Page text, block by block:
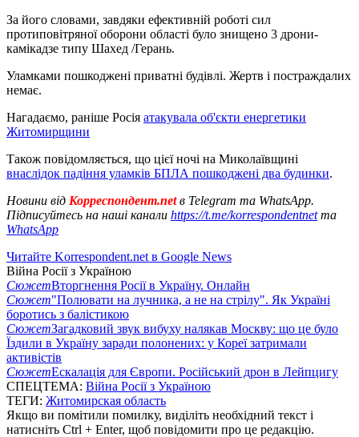
За його словами, завдяки ефективній роботі сил
протиповітряної оборони області було знищено 3 дрони-
камікадзе типу Шахед /Герань.
Уламками пошкоджені приватні будівлі. Жертв і постраждалих
немає.
Нагадаємо, раніше Росія атакувала об'єкти енергетики
Житомирщини
Також повідомляється, що цієї ночі на Миколаївщині
внаслідок падіння уламків БПЛА пошкоджені два будинки.
Новини від Корреспондент.netв Telegram та WhatsApp.
Підписуйтесь на наші канали https://t.me/korrespondentnetта
WhatsApp
Читайте Korrespondent.net в Google News
Війна Росії з Україною
СюжетВторгнення Росії в Україну. Онлайн
Сюжет"Полювати на лучника, а не на стрілу". Як Україні
боротись з балістикою
СюжетЗагадковий звук вибуху налякав Москву: що це було
Їздили в Україну заради полонених: у Кореї затримали
активістів
СюжетЕскалація для Європи. Російський дрон в Лейпцигу
СПЕЦТЕМА: Війна Росії з Україною
ТЕГИ: Житомирская область
Якщо ви помітили помилку, виділіть необхідний текст і
натисніть Ctrl + Enter, щоб повідомити про це редакцію.